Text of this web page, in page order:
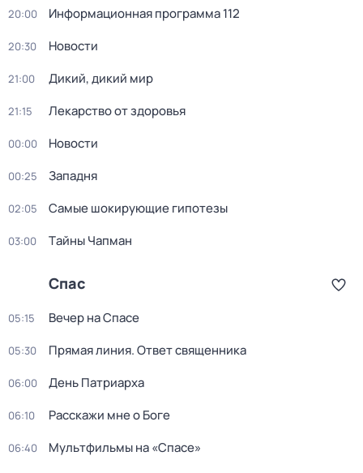
20:00 Информационная программа 112
20:30 Новости
21:00 Дикий, дикий мир
21:15 Лекарство от здоровья
00:00 Новости
00:25 Западня
02:05 Самые шoкиpующие гипотезы
03:00 Тaйны Чапман
Спас
05:15 Вeчер на Спасe
05:30 Прямая линия. Ответ священника
06:00 День Патриарха
06:10 Расскажи мне о Боге
06:40
Мультфильмы на «Спасе»